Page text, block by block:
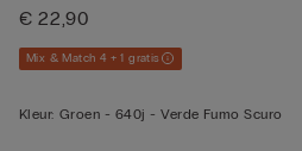
€ 22,90
Mix & Match 4 + 1 gratis
Kleur: Groen - 640j - Verde Fumo Scuro